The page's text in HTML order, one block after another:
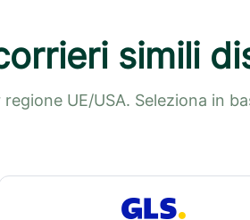
simili
UE/USA. Seleziona in